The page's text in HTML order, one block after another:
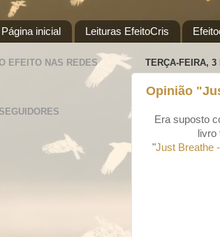
Página inicial Leituras EfeitoCris
TERÇA-FEIRA, 3
Opinião
Era suposto
"Just Breathe
EFEITO NAS REDES
SEGUIDORES